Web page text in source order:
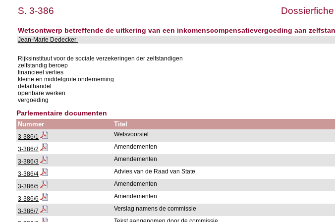
S. 3-386 Dossierfiche
Wetsontwerp betreffende de uitkering van een inkomenscompensatievergoeding aan
Jean-Marie Dedecker
Rijksinstituut voor de sociale verzekeringen der zelfstandigen
zelfstandig beroep
financieel verlies
kleine en middelgrote onderneming
detailhandel
openbare werken
vergoeding
Parlementaire documenten
Nummer Titel
3-386/1 Wetsvoorstel
3-386/2 Amendementen
3-386/3 Amendementen
3-386/4 Advies van de Raad van State
3-386/5 Amendementen
3-386/6 Amendementen
3-386/7 Verslag namens de commissie